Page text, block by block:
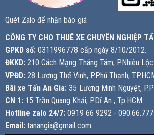
Quét Zalo để nhận báo giá
CÔNG TY CHO THUÊ XE CHUYÊN NGHIỆP
GPKD số: 0311996778 cấp ngày 8/10/2012.
ĐKKD: 210 Cách Mạng Tháng Tám, P.Nhiêu
VPĐD: 28 Lương Thế Vinh, P.Phú Thạnh,
Bãi xe Tấn An Gia: 35 Lương Minh Nguyệt,
CN 1: 15 Trần Quang Khải, P.Dĩ An , Tp.HCM
Hotline zalo 24/7: 0919 66 9292 -
Email: tanangia@gmail.com